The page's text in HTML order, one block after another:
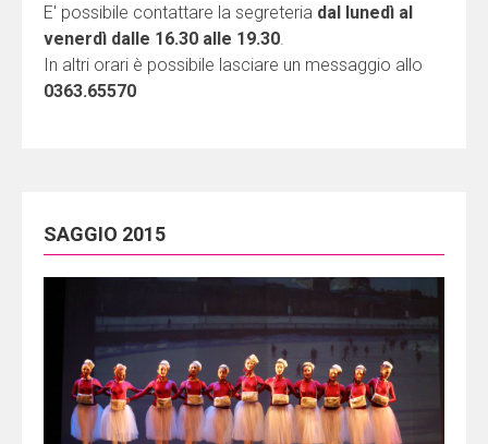
E' possibile contattare la segreteria dal lunedì al
venerdì dalle 16.30 alle 19.30.
In altri orari è possibile lasciare un messaggio allo
0363.65570
SAGGIO 2015